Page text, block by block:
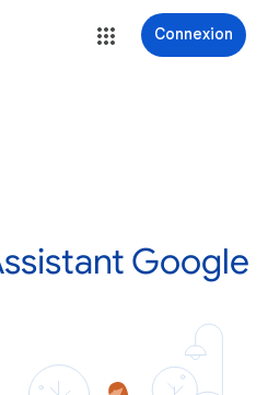
Connexion
Google